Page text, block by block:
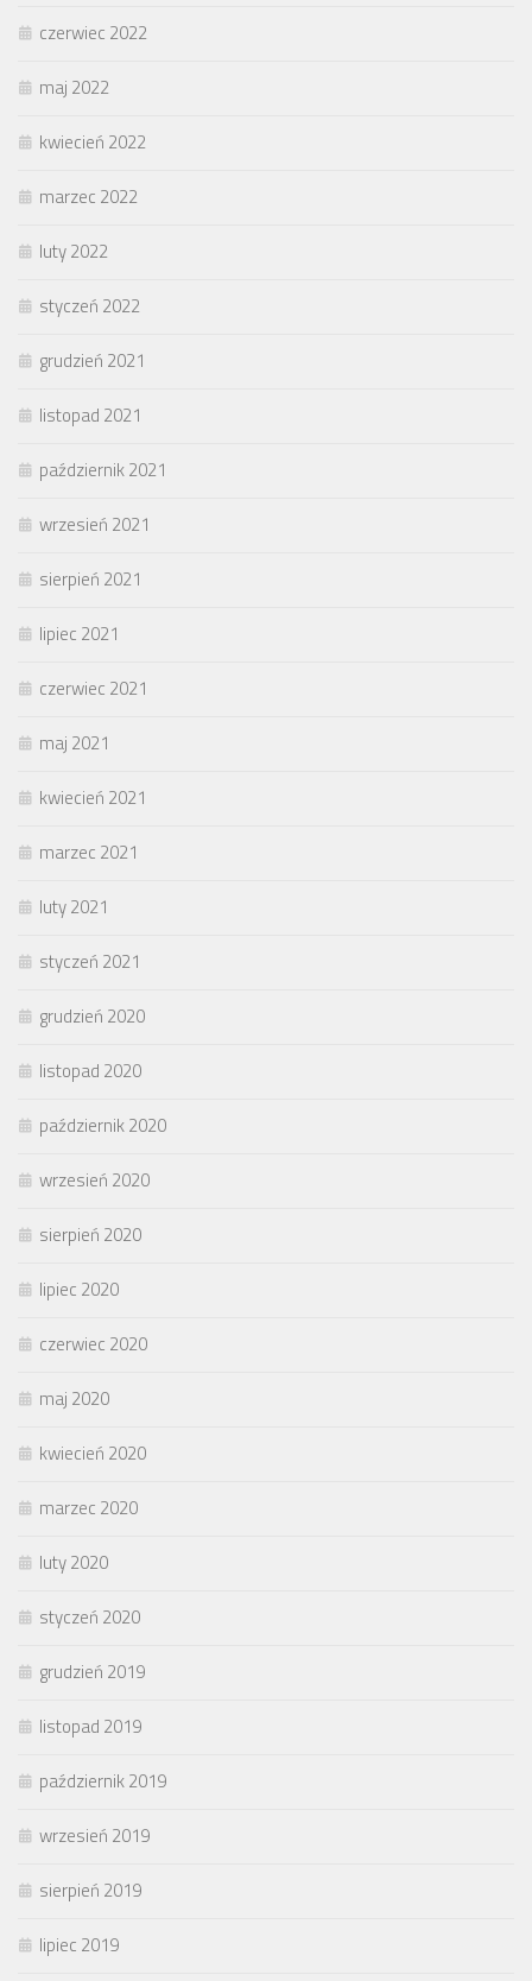
czerwiec 2022
maj 2022
kwiecień 2022
marzec 2022
luty 2022
styczeń 2022
grudzień 2021
listopad 2021
październik 2021
wrzesień 2021
sierpień 2021
lipiec 2021
czerwiec 2021
maj 2021
kwiecień 2021
marzec 2021
luty 2021
styczeń 2021
grudzień 2020
listopad 2020
październik 2020
wrzesień 2020
sierpień 2020
lipiec 2020
czerwiec 2020
maj 2020
kwiecień 2020
marzec 2020
luty 2020
styczeń 2020
grudzień 2019
listopad 2019
październik 2019
wrzesień 2019
sierpień 2019
lipiec 2019